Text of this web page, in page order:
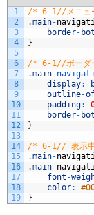
1
2
3
4
5
6
7
8
9
10
11
12
13
14
15
16
17
18
19
/* 6-1//メニュ
.main-
border-
}
/* 6-1//ボーダー
.main-
display:
outline-
padding:
border-
}
/* 6-1// 表示中
.main-
.main-
font -
color:
}